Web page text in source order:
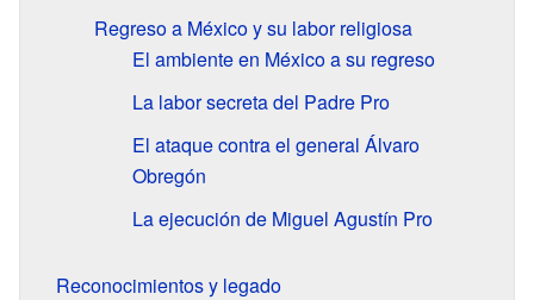
Regreso a México y su labor religiosa
El ambiente en México a su regreso
La labor secreta del Padre Pro
El ataque contra el general Álvaro
Obregón
La ejecución de Miguel Agustín Pro
Reconocimientos y legado